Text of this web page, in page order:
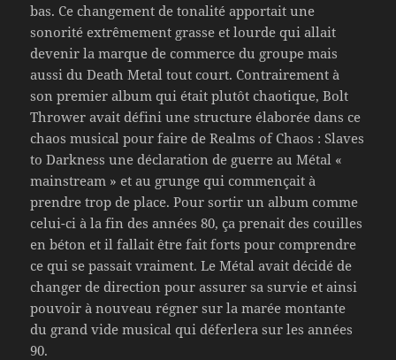
bas. Ce changement de tonalité apportait une
sonorité extrêmement grasse et lourde qui allait
devenir la marque de commerce du groupe mais
aussi du Death Metal tout court. Contrairement à
son premier album qui était plutôt chaotique, Bolt
Thrower avait défini une structure élaborée dans ce
chaos musical pour faire de Realms of Chaos : Slaves
to Darkness une déclaration de guerre au Métal «
mainstream » et au grunge qui commençait à
prendre trop de place. Pour sortir un album comme
celui-ci à la fin des années 80, ça prenait des couilles
en béton et il fallait être fait forts pour comprendre
ce qui se passait vraiment. Le Métal avait décidé de
changer de direction pour assurer sa survie et ainsi
pouvoir à nouveau régner sur la marée montante
du grand vide musical qui déferlera sur les années
90.